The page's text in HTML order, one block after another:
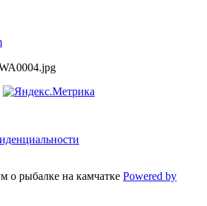
о рыбалке на камчатке Powered by